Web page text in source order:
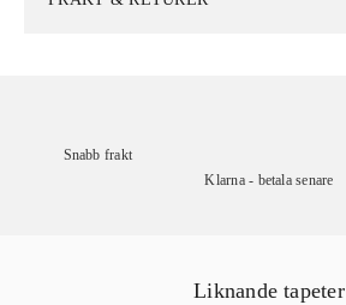
Snabb frakt
Klarna - betala senare
Liknande tapeter